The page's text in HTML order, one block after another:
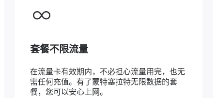
套餐不限流量
在流量卡有效期内，不必担心流量用完，也无
需任何充值。有了蒙特塞拉特无限数据的套
餐，您可以安心上网。